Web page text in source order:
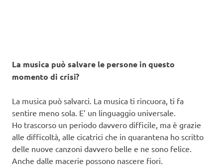
La musica può salvare le persone in questo
momento di crisi?
La musica può salvarci. La musica ti rincuora, ti fa
sentire meno sola. E’ un linguaggio universale.
Ho trascorso un periodo davvero difficile, ma è grazie
alle difficoltà, alle cicatrici che in quarantena ho scritto
delle nuove canzoni davvero belle e ne sono felice.
Anche dalle macerie possono nascere fiori.